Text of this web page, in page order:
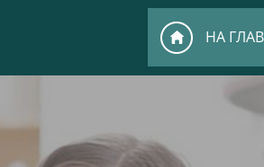
НА